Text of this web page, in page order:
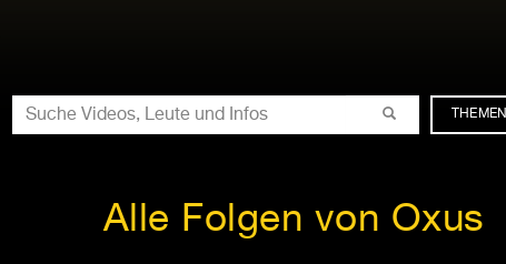
SUCHE
THEMEN
Alle Folgen von Oxus